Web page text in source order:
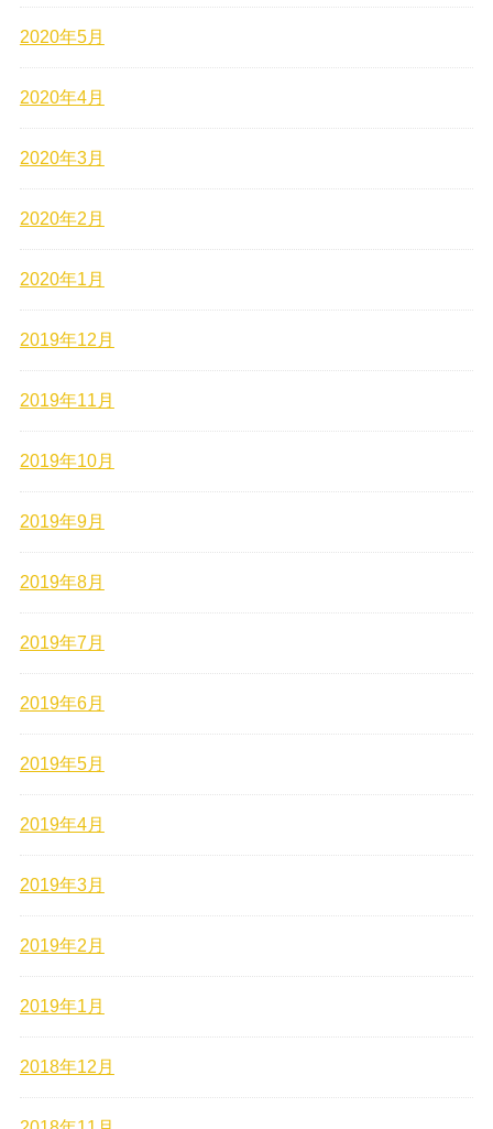
2020年5月
2020年4月
2020年3月
2020年2月
2020年1月
2019年12月
2019年11月
2019年10月
2019年9月
2019年8月
2019年7月
2019年6月
2019年5月
2019年4月
2019年3月
2019年2月
2019年1月
2018年12月